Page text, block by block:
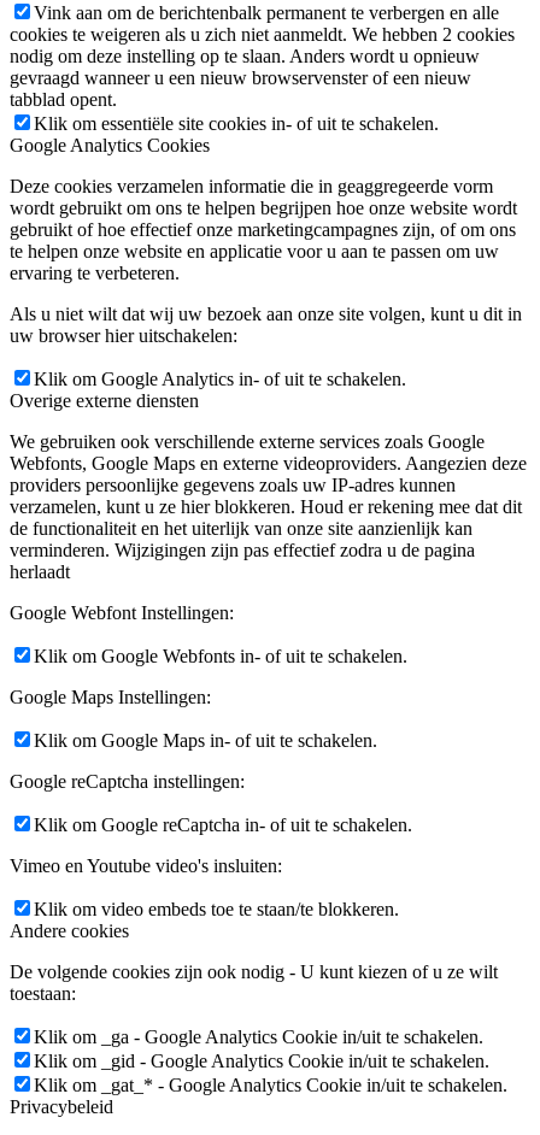
Vink aan om de berichtenbalk permanent te verbergen en alle
cookies te weigeren als u zich niet aanmeldt. We hebben 2 cookies
nodig om deze instelling op te slaan. Anders wordt u opnieuw
gevraagd wanneer u een nieuw browservenster of een nieuw
tabblad opent.
Klik om essentiële site cookies in- of uit te schakelen.
Google Analytics Cookies
Deze cookies verzamelen informatie die in geaggregeerde vorm
wordt gebruikt om ons te helpen begrijpen hoe onze website wordt
gebruikt of hoe effectief onze marketingcampagnes zijn, of om ons
te helpen onze website en applicatie voor u aan te passen om uw
ervaring te verbeteren.
Als u niet wilt dat wij uw bezoek aan onze site volgen, kunt u dit in
uw browser hier uitschakelen:
Klik om Google Analytics in- of uit te schakelen.
Overige externe diensten
We gebruiken ook verschillende externe services zoals Google
Webfonts, Google Maps en externe videoproviders. Aangezien deze
providers persoonlijke gegevens zoals uw IP-adres kunnen
verzamelen, kunt u ze hier blokkeren. Houd er rekening mee dat dit
de functionaliteit en het uiterlijk van onze site aanzienlijk kan
verminderen. Wijzigingen zijn pas effectief zodra u de pagina
herlaadt
Google Webfont Instellingen:
Klik om Google Webfonts in- of uit te schakelen.
Google Maps Instellingen:
Klik om Google Maps in- of uit te schakelen.
Google reCaptcha instellingen:
Klik om Google reCaptcha in- of uit te schakelen.
Vimeo en Youtube video's insluiten:
Klik om video embeds toe te staan/te blokkeren.
Andere cookies
De volgende cookies zijn ook nodig - U kunt kiezen of u ze wilt
toestaan:
Klik om _ga - Google Analytics Cookie in/uit te schakelen.
Klik om _gid - Google Analytics Cookie in/uit te schakelen.
Klik om _gat_* - Google Analytics Cookie in/uit te schakelen.
Privacybeleid